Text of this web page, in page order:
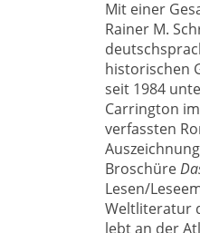
Mit einer
Rainer M.
historischen
seit 1984
Carrington
verfassten
Broschüre
Lesen/
Weltliteratur
lebt an der